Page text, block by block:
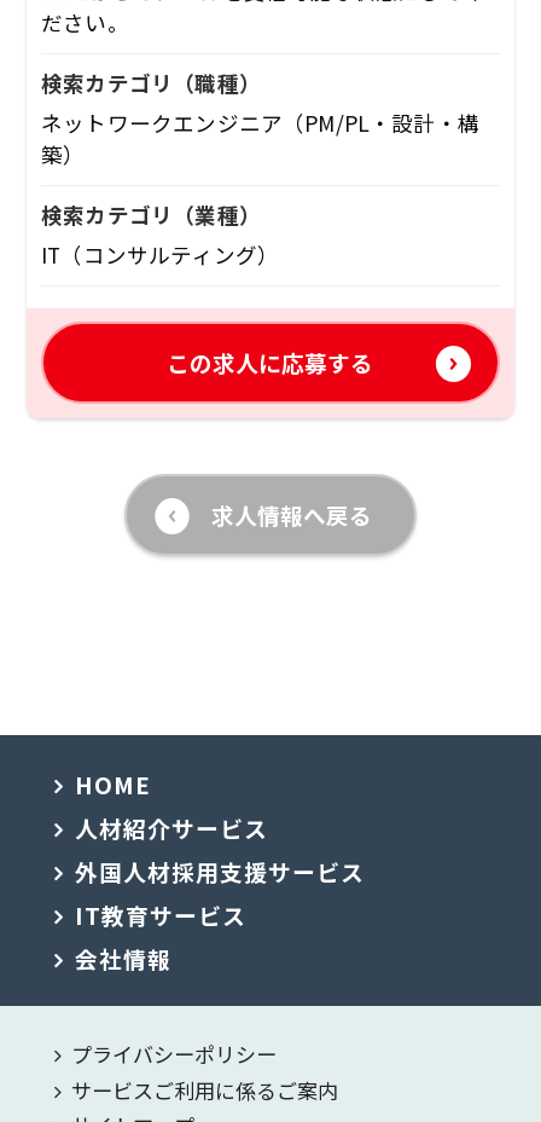
ださい。
検索カテゴリ
（職種）
ネットワークエンジニア（PM/PL・設計・構
築）
検索カテゴリ
（業種）
IT（コンサルティング）
この求人に応募する
求人情報へ戻る
HOME
人材紹介サービス
外国人材採用支援サービス
IT教育サービス
会社情報
プライバシーポリシー
サービスご利用に係るご案内